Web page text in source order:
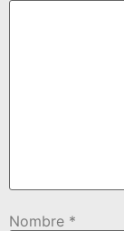
Nombre *